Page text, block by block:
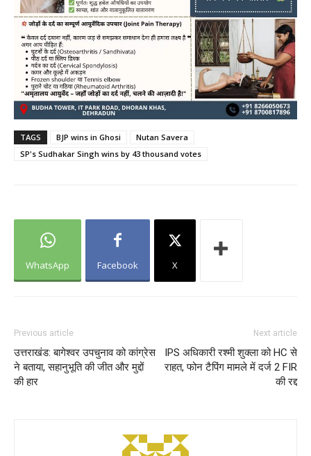
TAGS BJP wins in Ghosi
Nutan Savera
SP's Sudhakar Singh wins by 43 thousand votes
WhatsApp Facebook X
Previous article
उत्तराखंड: बागेश्वर उपचुनाव को कांग्रेस
ने बताया, सहानुभूति की जीत और मुद्दों
की हार
Next article
IPS अधिकारी रश्मी शुक्ला को HC से
राहत, फोन टैपिंग मामले में दर्ज 2 FIR
की रद्द